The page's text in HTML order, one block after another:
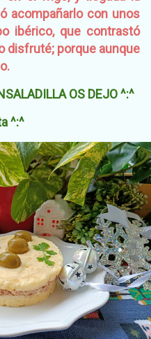
acompañarlo con unos
ibérico, que contrastó
disfruté; porque aunque
OS DEJO ^:^
^:^